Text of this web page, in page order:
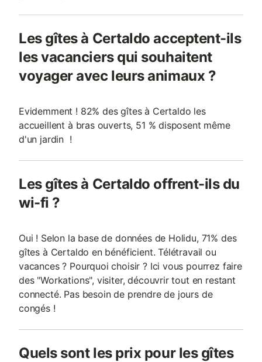
Les gîtes à Certaldo acceptent-ils
les vacanciers qui souhaitent
voyager avec leurs animaux ?
Evidemment ! 82% des gîtes à Certaldo les
accueillent à bras ouverts, 51 % disposent même
d'un jardin !
Les gîtes à Certaldo offrent-ils du
wi-fi ?
Oui ! Selon la base de données de Holidu, 71% des
gîtes à Certaldo en bénéficient. Télétravail ou
vacances ? Pourquoi choisir ? Ici vous pourrez faire
des "Workations", visiter, découvrir tout en restant
connecté. Pas besoin de prendre de jours de
congés !
Quels sont les prix pour les gîtes